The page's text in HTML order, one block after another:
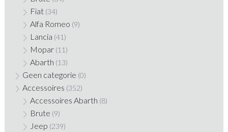
Fiat (34)
Alfa Romeo (9)
Lancia (41)
Mopar (11)
Abarth (13)
Geen categorie (0)
Accessoires (352)
Accessoires Abarth (8)
Brute (9)
Jeep (239)